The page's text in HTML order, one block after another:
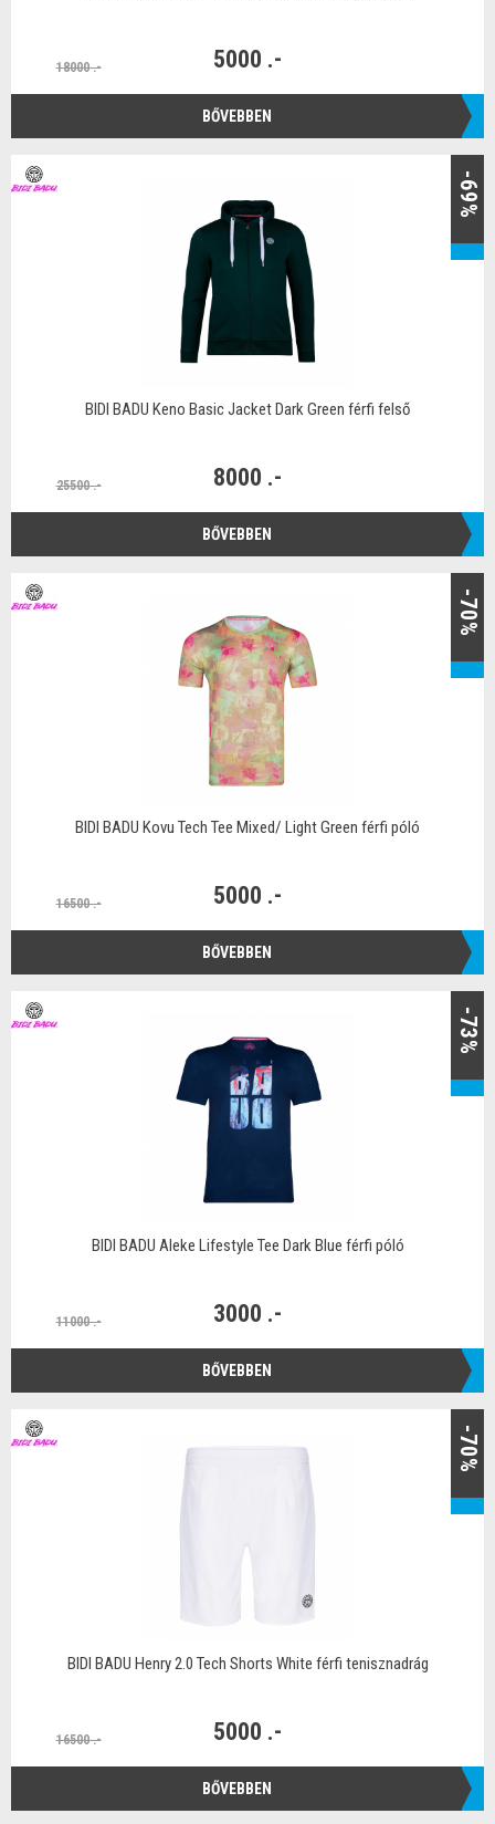
18000 .- 5000 .-
BŐVEBBEN
-69%
BIDI BADU Keno Basic Jacket Dark Green férfi felső
25500 .- 8000 .-
BŐVEBBEN
-70%
BIDI BADU Kovu Tech Tee Mixed/ Light Green férfi póló
16500 .- 5000 .-
BŐVEBBEN
-73%
BIDI BADU Aleke Lifestyle Tee Dark Blue férfi póló
11000 .- 3000 .-
BŐVEBBEN
-70%
BIDI BADU Henry 2.0 Tech Shorts White férfi tenisznadrág
16500 .- 5000 .-
BŐVEBBEN